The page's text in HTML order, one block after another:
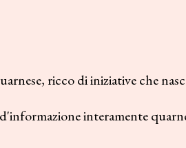
ricco di iniziative che
interamente